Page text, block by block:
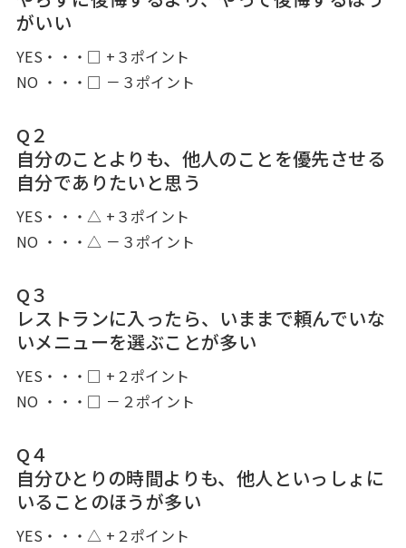
がいい
YES・・・□ +３ポイント
NO ・・・□ －３ポイント
Q２
自分のことよりも、他人のことを優先させる
自分でありたいと思う
YES・・・△ +３ポイント
NO ・・・△ －３ポイント
Q３
レストランに入ったら、いままで頼んでいな
いメニューを選ぶことが多い
YES・・・□ +２ポイント
NO ・・・□ －２ポイント
Q４
自分ひとりの時間よりも、他人といっしょに
いることのほうが多い
YES・・・△ +２ポイント